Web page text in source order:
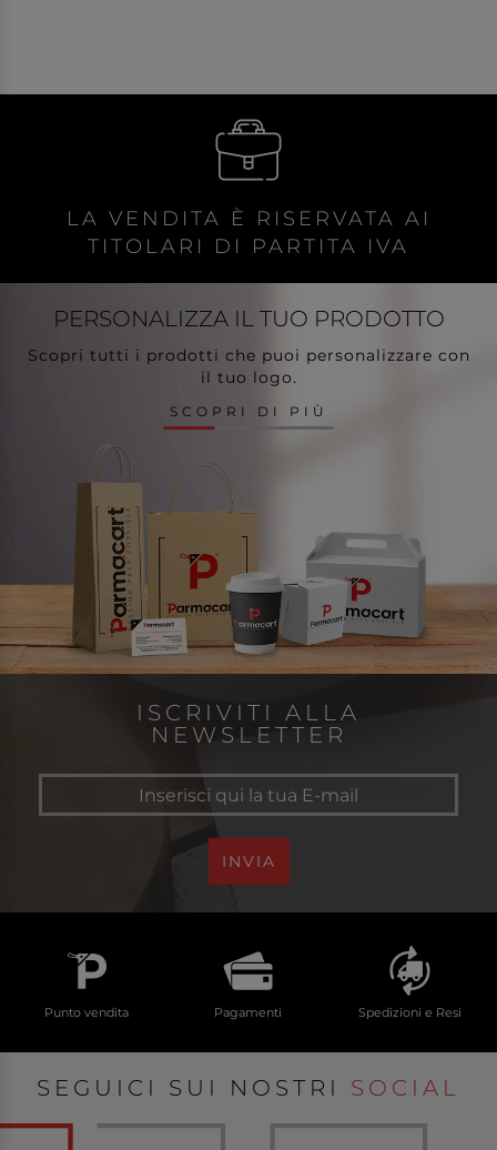
LA VENDITA È RISERVATA AI
TITOLARI DI PARTITA IVA
PERSONALIZZA IL TUO PRODOTTO
Scopri tutti i prodotti che puoi personalizzare con
il tuo logo.
SCOPRI DI PIÙ
ISCRIVITI ALLA
NEWSLETTER
INVIA
Punto vendita Pagamenti Spedizioni e Resi
SEGUICI SUI NOSTRI SOCIAL